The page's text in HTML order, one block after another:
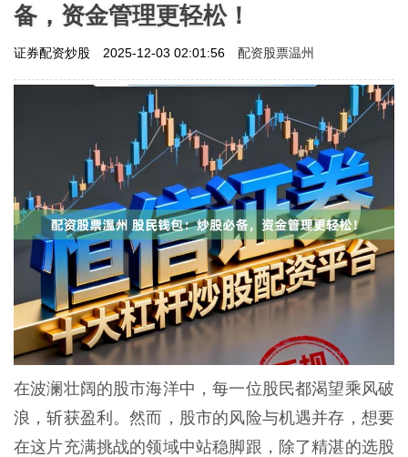
备，资金管理更轻松！
证券配资炒股 2025-12-03 02:01:56 配资股票温州
在波澜壮阔的股市海洋中，每一位股民都渴望乘风破
浪，斩获盈利。然而，股市的风险与机遇并存，想要
在这片充满挑战的领域中站稳脚跟，除了精湛的选股